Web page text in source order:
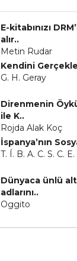
E-kitabınızı
alır..
Metin Rudar
Kendini
G. H. Geray
Direnmenin
ile K..
Rojda Alak Koç
İspanya’nın
T. Í. B. A. C. S. C.
Dünyaca ünlü
adlarını..
Oggito